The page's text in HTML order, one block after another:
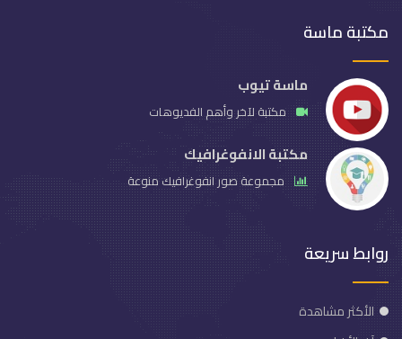
مكتبة ماسة
ماسة تيوب
مكتبة لآخر وأهم الفديوهات
مكتبة الانفوغرافيك
مجموعة صور انفوغرافيك منوعة
روابط سريعة
الأكثر مشاهدة